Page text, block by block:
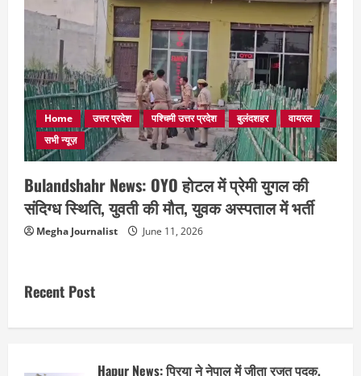
Home उत्तर प्रदेश पश्चिमी उत्तर प्रदेश बुलंदशहर
वायरल
सभी न्यूज़
Bulandshahr News: OYO होटल में प्रेमी युगल की
संदिग्ध स्थिति, युवती की मौत, युवक अस्पताल में भर्ती
Megha Journalist June 11, 2026
Recent Post
Hapur News: प्रिया ने नेपाल में जीता रजत पदक,